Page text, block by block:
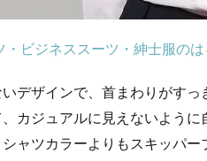
・ビジネススーツ・紳士服のは
デザインで、首まわりがすっ
カジュアルに見えないよう
ャツカラーよりもスキッパー